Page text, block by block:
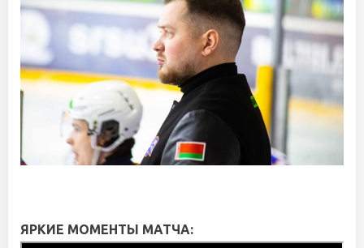
ЯРКИЕ МОМЕНТЫ МАТЧА: